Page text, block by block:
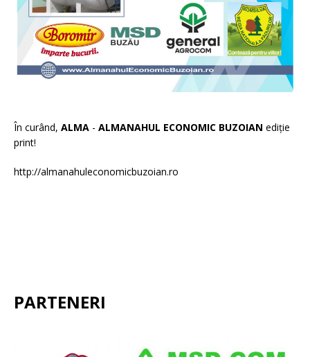
În curând, ALMA - ALMANAHUL ECONOMIC BUZOIAN ediție
print!
http://almanahuleconomicbuzoian.ro
PARTENERI